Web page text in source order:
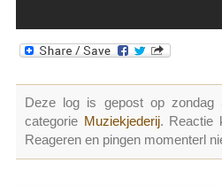
Deze log is gepost op
categorie Muziekjederij. Reactie
Reageren en pingen momenterl